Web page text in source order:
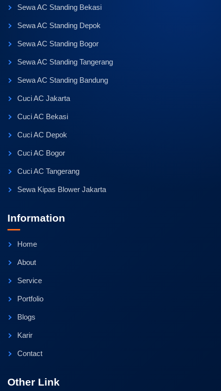
Sewa AC Standing Bekasi
Sewa AC Standing Depok
Sewa AC Standing Bogor
Sewa AC Standing Tangerang
Sewa AC Standing Bandung
Cuci AC Jakarta
Cuci AC Bekasi
Cuci AC Depok
Cuci AC Bogor
Cuci AC Tangerang
Sewa Kipas Blower Jakarta
Information
Home
About
Service
Portfolio
Blogs
Karir
Contact
Other Link